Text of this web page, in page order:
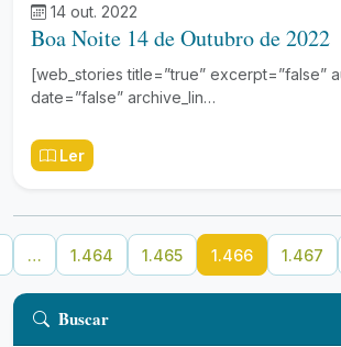
14 out. 2022
Boa Noite 14 de Outubro de 2022
[web_stories title=”true” excerpt=”false”
date=”false” archive_lin…
Ler
… 1.464 1.465 1.466 1.467
Buscar